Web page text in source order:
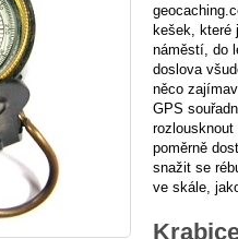
kešek, které
náměstí, do
doslova
něco
GPS
poměrně
snažit se
ve skále,